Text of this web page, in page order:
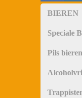
BIEREN
Speciale
Pils bieren